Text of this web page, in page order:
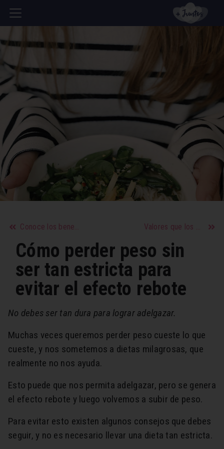
Conoce los beneficios nutricionales que aporta el huevo a nuestra salud Valores que los padres deben inculcar en sus hijos para que sean adultos funcionales
Cómo perder peso sin
ser tan estricta para
evitar el efecto rebote
No debes ser tan dura para lograr adelgazar.
Muchas veces queremos perder peso cueste lo que
cueste, y nos sometemos a dietas milagrosas, que
realmente no nos ayuda.
Esto puede que nos permita adelgazar, pero se genera
el efecto rebote y luego volvemos a subir de peso.
Para evitar esto existen algunos consejos que debes
seguir, y no es necesario llevar una dieta tan estricta.